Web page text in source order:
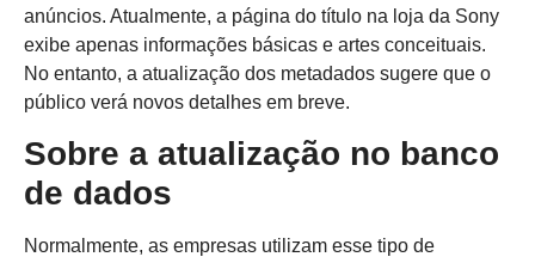
anúncios. Atualmente, a página do título na loja da Sony
exibe apenas informações básicas e artes conceituais.
No entanto, a atualização dos metadados sugere que o
público verá novos detalhes em breve.
Sobre a atualização no banco
de dados
Normalmente, as empresas utilizam esse tipo de